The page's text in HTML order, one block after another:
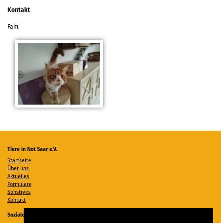
Kontakt
Fam.
Tiere in Not Saar e.V.
Startseite
Über uns
Aktuelles
Formulare
Sonstiges
Kontakt
Soziale Medien